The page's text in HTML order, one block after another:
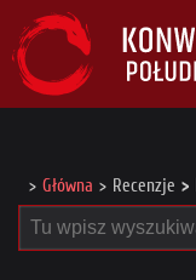
Główna Recenzje